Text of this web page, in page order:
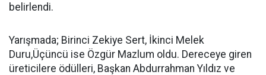
belirlendi.
Yarışmada; Birinci Zekiye Sert, İkinci Melek
Duru,Üçüncü ise Özgür Mazlum oldu. Dereceye giren
üreticilere ödülleri, Başkan Abdurrahman Yıldız ve